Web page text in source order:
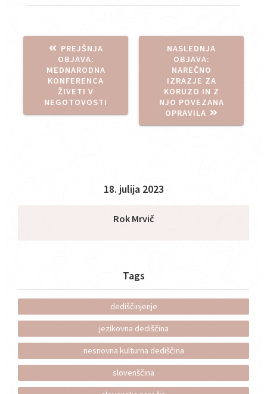
18. julija 2023
Rok Mrvič
Tags
dediščinjenje
jezikovna dediščina
nesnovna kulturna dediščina
slovenščina
PREJŠNJA
OBJAVA:
OBJAVA:
MEDNARODNA
KONFERENCA
ŽIVETI V
NEGOTOVOSTI
NASLEDNJA
OBJAVA:
OBJAVA:
NAREČNO
IZRAZJE ZA
KORUZO IN Z
NJO POVEZANA
OPRAVILA